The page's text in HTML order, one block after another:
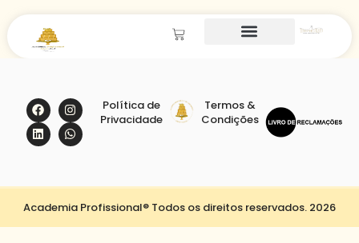
Política de
Privacidade
Termos &
Condições
Academia Profissional® Todos os direitos reservados. 2026